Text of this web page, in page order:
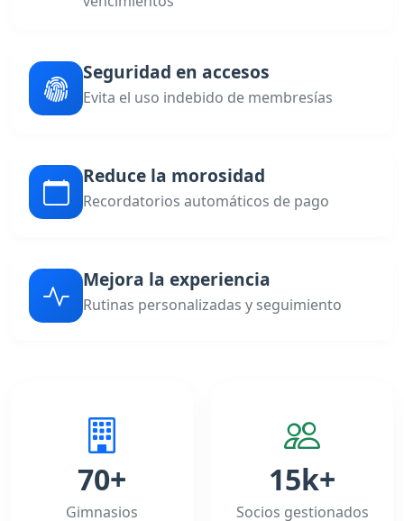
Seguridad en accesos
Evita el uso indebido de membresías
Reduce la morosidad
Recordatorios automáticos de pago
Mejora la experiencia
Rutinas personalizadas y seguimiento
70+
Gimnasios
15k+
Socios gestionados